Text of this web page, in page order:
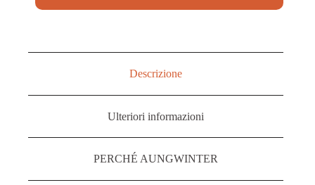
Descrizione
Ulteriori informazioni
PERCHÉ AUNGWINTER